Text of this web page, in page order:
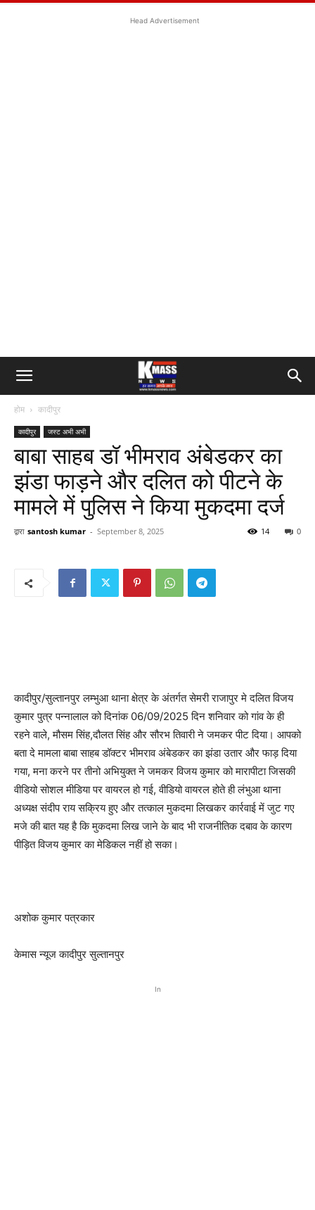
Head Advertisement
होम कादीपुर
कादीपुर जस्ट अभी अभी
बाबा साहब डॉ भीमराव अंबेडकर का
झंडा फाड़ने और दलित को पीटने के
मामले में पुलिस ने किया मुकदमा दर्ज
द्वारा santosh kumar - September 8, 2025 0
14
कादीपुर/सुल्तानपुर लम्भुआ थाना क्षेत्र के अंतर्गत सेमरी राजापुर मे दलित विजय
कुमार पुत्र पन्नालाल को दिनांक 06/09/2025 दिन शनिवार को गांव के ही
रहने वाले, मौसम सिंह,दौलत सिंह और सौरभ तिवारी ने जमकर पीट दिया। आपको
बता दे मामला बाबा साहब डॉक्टर भीमराव अंबेडकर का झंडा उतार और फाड़ दिया
गया, मना करने पर तीनो अभियुक्त ने जमकर विजय कुमार को मारापीटा जिसकी
वीडियो सोशल मीडिया पर वायरल हो गई, वीडियो वायरल होते ही लंभुआ थाना
अध्यक्ष संदीप राय सक्रिय हुए और तत्काल मुकदमा लिखकर कार्रवाई में जुट गए
मजे की बात यह है कि मुकदमा लिख जाने के बाद भी राजनीतिक दबाव के कारण
पीड़ित विजय कुमार का मेडिकल नहीं हो सका।
अशोक कुमार पत्रकार
केमास न्यूज कादीपुर सुल्तानपुर
In